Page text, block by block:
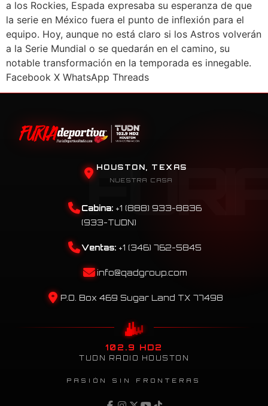
a los Rockies, Espada expresaba su esperanza de que
la serie en México fuera el punto de inflexión para el
equipo. Hoy, aunque no está claro si los Astros volverán
a la Serie Mundial o se quedarán en el camino, su
notable transformación en la temporada es innegable.
Facebook X WhatsApp Threads
HOUSTON, TEXAS
NUESTRA CASA
Cabina: +1 (888) 933-8836
(933-TUDN)
Ventas: +1 (346) 762-5845
info@qadgroup.com
P.O. Box 469 Sugar Land TX 77498
102.9 HD2
TUDN RADIO HOUSTON
PASIÓN SIN FRONTERAS